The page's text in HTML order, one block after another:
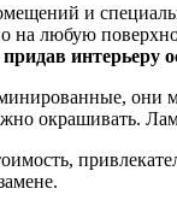
и
любую
интерьеру
они
окрашивать.